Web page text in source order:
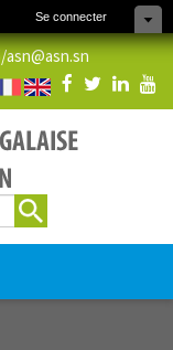
Se connecter
asn@asn.sn
recherche